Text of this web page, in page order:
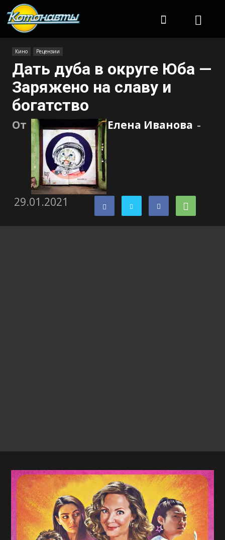
Кино Рецензии
Дать дуба в округе Юба —
Заряжено на славу и
богатство
От Елена Иванова -
29.01.2021